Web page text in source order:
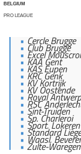
BELGIUM
PRO LEAGUE
Cercle Brugge
Club Brugge
Excel
KAA Gent
KAS Eupen
KRC Genk
KV Kortrijk
KV Oostende
Royal
RSC
Sint-Truiden
Sp. Charleroi
Sport. Lokeren
Standard Liège
Waasl.
Zulte-